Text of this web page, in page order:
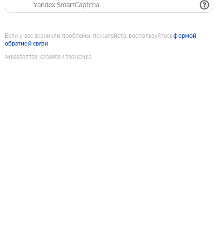
Yandex SmartCaptcha
Если у вас возникли проблемы, пожалуйста, воспользуйтесьформой
обратной связи
9186850575816239958:1786162183